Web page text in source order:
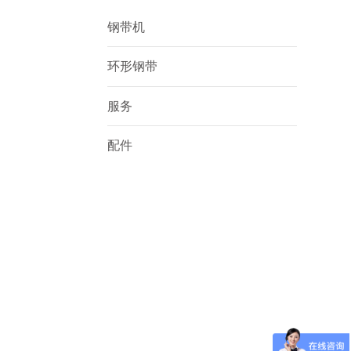
钢带机
环形钢带
服务
配件